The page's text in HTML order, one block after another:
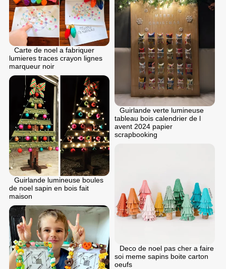
Guirlande verte lumineuse
tableau bois calendrier de l
avent 2024 papier
scrapbooking
Carte de noel a fabriquer
lumieres traces crayon lignes
marqueur noir
Guirlande lumineuse boules
de noel sapin en bois fait
maison
Deco de noel pas cher a faire
soi meme sapins boite carton
oeufs